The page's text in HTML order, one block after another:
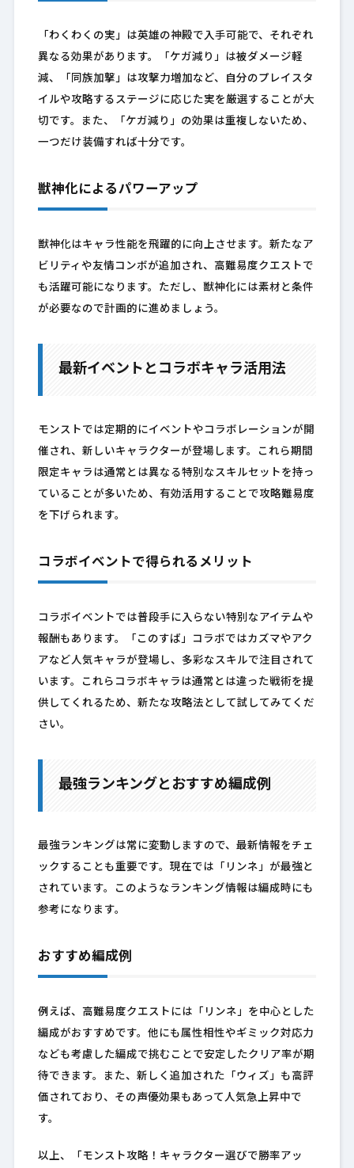
「わくわくの実」は英雄の神殿で入手可能で、それぞれ
異なる効果があります。「ケガ減り」は被ダメージ軽
減、「同族加撃」は攻撃力増加など、自分のプレイスタ
イルや攻略するステージに応じた実を厳選することが大
切です。また、「ケガ減り」の効果は重複しないため、
一つだけ装備すれば十分です。
獣神化によるパワーアップ
獣神化はキャラ性能を飛躍的に向上させます。新たなア
ビリティや友情コンボが追加され、高難易度クエストで
も活躍可能になります。ただし、獣神化には素材と条件
が必要なので計画的に進めましょう。
最新イベントとコラボキャラ活用法
モンストでは定期的にイベントやコラボレーションが開
催され、新しいキャラクターが登場します。これら期間
限定キャラは通常とは異なる特別なスキルセットを持っ
ていることが多いため、有効活用することで攻略難易度
を下げられます。
コラボイベントで得られるメリット
コラボイベントでは普段手に入らない特別なアイテムや
報酬もあります。「このすば」コラボではカズマやアク
アなど人気キャラが登場し、多彩なスキルで注目されて
います。これらコラボキャラは通常とは違った戦術を提
供してくれるため、新たな攻略法として試してみてくだ
さい。
最強ランキングとおすすめ編成例
最強ランキングは常に変動しますので、最新情報をチェ
ックすることも重要です。現在では「リンネ」が最強と
されています。このようなランキング情報は編成時にも
参考になります。
おすすめ編成例
例えば、高難易度クエストには「リンネ」を中心とした
編成がおすすめです。他にも属性相性やギミック対応力
なども考慮した編成で挑むことで安定したクリア率が期
待できます。また、新しく追加された「ウィズ」も高評
価されており、その声優効果もあって人気急上昇中で
す。
以上、「モンスト攻略！キャラクター選びで勝率アッ